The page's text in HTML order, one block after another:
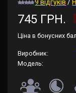
9 відгуків /
745 ГРН.
Ціна в бонусних
Виробник:
Модель: